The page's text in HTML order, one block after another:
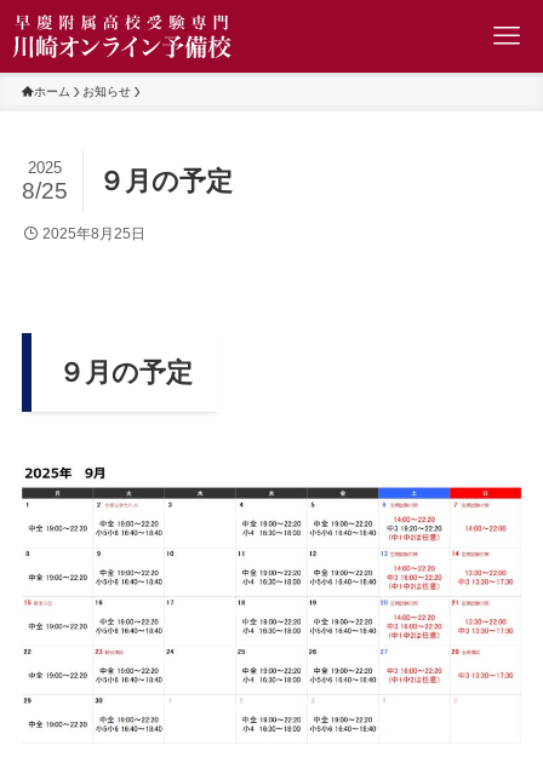
ホーム お知らせ
９月の予定
2025
8/25
2025年8月25日
９月の予定